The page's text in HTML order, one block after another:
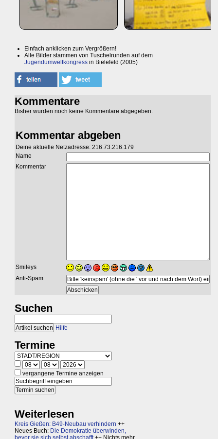
Einfach anklicken zum Vergrößern!
Alle Bilder stammen von Tuschelrunden auf dem
Jugendumweltkongress in Bielefeld (2005)
Kommentare
Bisher wurden noch keine Kommentare abgegeben.
Kommentar abgeben
Deine aktuelle Netzadresse: 216.73.216.179
Name
Kommentar
Smileys
Anti-Spam
Suchen
Hilfe
Termine
vergangene Termine anzeigen
Weiterlesen
Kreis Gießen: B49-Neubau verhindern ++
Neues Buch: Die Demokratie überwinden,